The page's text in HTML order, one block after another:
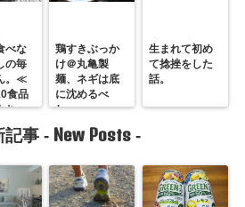
べな
の毎
。≪
食品
ちゃ
限
鶏すきぶっか
け＠丸亀製
麺、ネギは底
に沈めるべ
し。
生まれて初め
て捻挫をした
話。
記事 - New Posts -